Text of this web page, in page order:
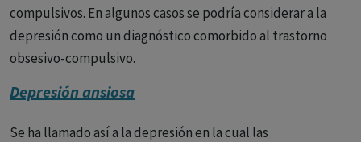
- Insomnio o hipersomnia.
- Pérdida de energía o fatiga.
- Pensamientos de muerte o suicidio.
DiagnósticoEl diagnóstico de la depresión se basa en una
compulsivos. En algunos casos se podría considerar a la
depresión como un diagnóstico comorbido al trastorno
obsesivo-compulsivo.
Depresión ansiosa
Se ha llamado así a la depresión en la cual las